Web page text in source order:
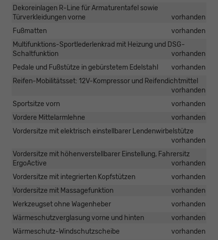
Dekoreinlagen R-Line für Armaturentafel sowie
Türverkleidungen vorne
vorhanden
Fußmatten
vorhanden
Multifunktions-Sportlederlenkrad mit Heizung und DSG-
Schaltfunktion
vorhanden
Pedale und Fußstütze in gebürstetem Edelstahl
vorhanden
Reifen-Mobilitätsset: 12V-Kompressor und Reifendichtmittel
vorhanden
Sportsitze vorn
vorhanden
Vordere Mittelarmlehne
vorhanden
Vordersitze mit elektrisch einstellbarer Lendenwirbelstütze
vorhanden
Vordersitze mit höhenverstellbarer Einstellung, Fahrersitz
ErgoActive
vorhanden
Vordersitze mit integrierten Kopfstützen
vorhanden
Vordersitze mit Massagefunktion
vorhanden
Werkzeugset ohne Wagenheber
vorhanden
Wärmeschutzverglasung vorne und hinten
vorhanden
Wärmeschutz-Windschutzscheibe
vorhanden